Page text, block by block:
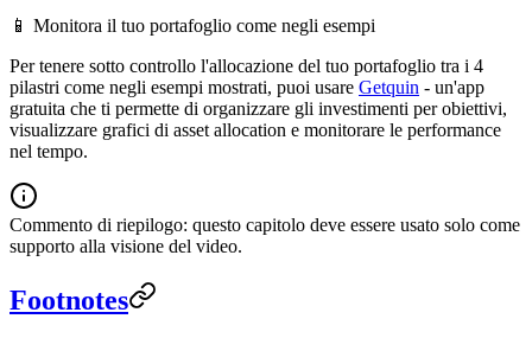
📱 Monitora il tuo portafoglio come negli esempi
Per tenere sotto controllo l'allocazione del tuo portafoglio tra i 4
pilastri come negli esempi mostrati, puoi usare Getquin - un'app
gratuita che ti permette di organizzare gli investimenti per obiettivi,
visualizzare grafici di asset allocation e monitorare le performance
nel tempo.
Commento di riepilogo: questo capitolo deve essere usato solo come
supporto alla visione del video.
Footnotes